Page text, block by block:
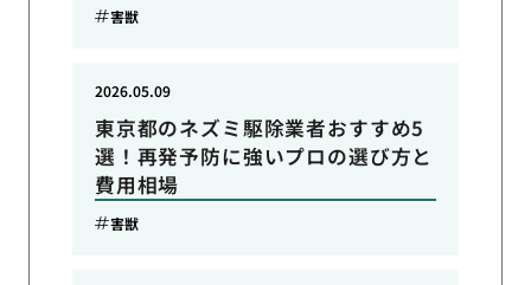
害獣
東京都のネズミ駆除業者おすすめ5
選！再発予防に強いプロの選び方と
費用相場
2026.05.09
害獣